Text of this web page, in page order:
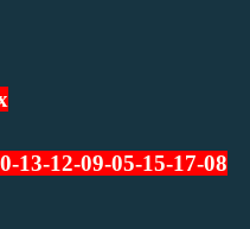
13-12-09-05-15-17-08